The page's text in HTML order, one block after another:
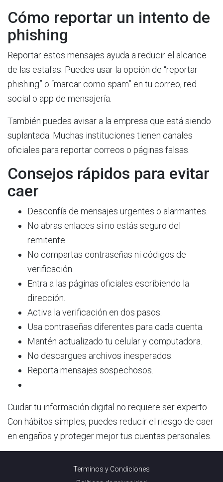
Cómo reportar un intento de
phishing
Reportar estos mensajes ayuda a reducir el alcance
de las estafas. Puedes usar la opción de “reportar
phishing” o “marcar como spam” en tu correo, red
social o app de mensajería.
También puedes avisar a la empresa que está siendo
suplantada. Muchas instituciones tienen canales
oficiales para reportar correos o páginas falsas.
Consejos rápidos para evitar
caer
Desconfía de mensajes urgentes o alarmantes.
No abras enlaces si no estás seguro del
remitente.
No compartas contraseñas ni códigos de
verificación.
Entra a las páginas oficiales escribiendo la
dirección.
Activa la verificación en dos pasos.
Usa contraseñas diferentes para cada cuenta.
Mantén actualizado tu celular y computadora.
No descargues archivos inesperados.
Reporta mensajes sospechosos.
Cuidar tu información digital no requiere ser experto.
Con hábitos simples, puedes reducir el riesgo de caer
en engaños y proteger mejor tus cuentas personales.
Terminos y Condiciones